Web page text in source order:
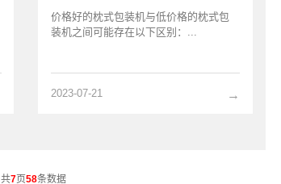
价格好的枕式包装机与低价格的枕式包
装机之间可能存在以下区别：...
→
2023-07-21
共7页58条数据